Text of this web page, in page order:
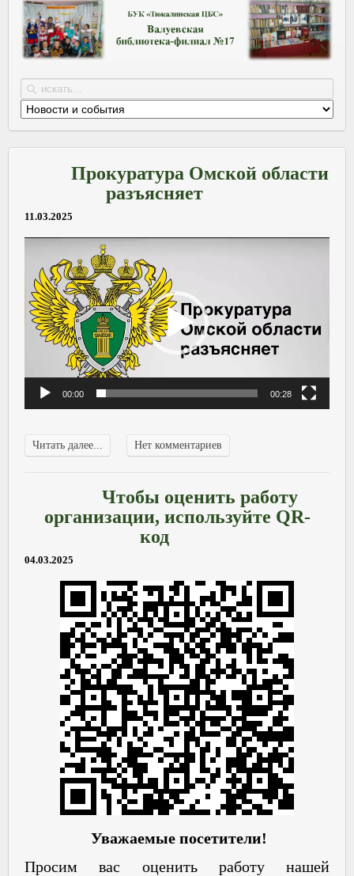
Прокуратура Омской области
разъясняет
11.03.2025
00:00 00:28
Читать далее... Нет комментариев
Чтобы оценить работу
организации, используйте QR-
код
04.03.2025
Уважаемые посетители!
Просим вас оценить работу нашей